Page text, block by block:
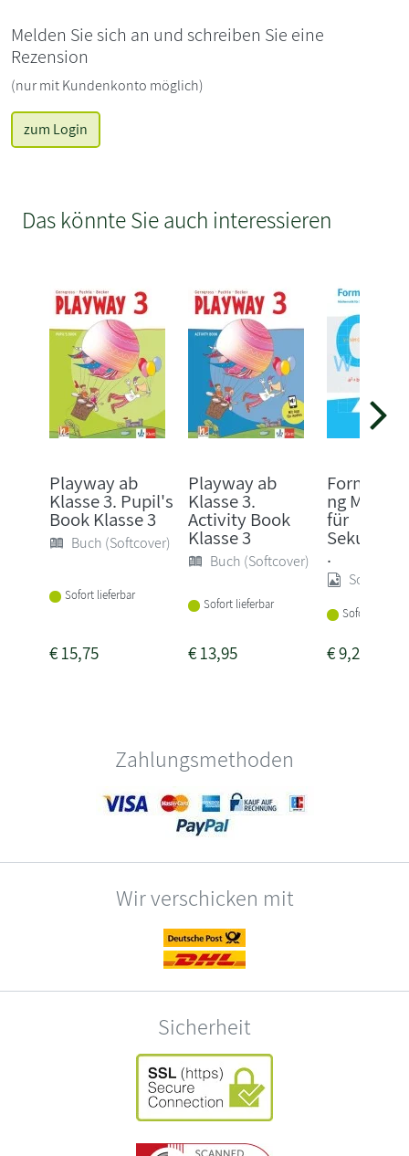
Melden Sie sich an und schreiben Sie eine
Rezension
(nur mit Kundenkonto möglich)
zum Login
Das könnte Sie auch interessieren
Playway ab
Klasse 3. Pupil's
Book Klasse 3
Buch (Softcover)
Sofort lieferbar
€15,75
Playway ab
Klasse 3.
Activity Book
Klasse 3
Buch (Softcover)
Sofort lieferbar
€13,95
ng
für
.
Sonstige
Sofort
€9,25
Zahlungsmethoden
Wir verschicken mit
Sicherheit